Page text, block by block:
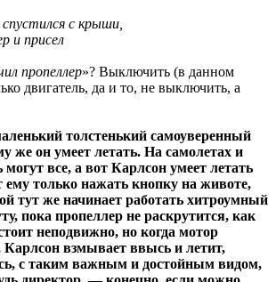
с крыши,
и присел
пропеллер»? Выключить (в данном
двигатель, да и то, не выключить, а
толстенький самоуверенный
же он умеет летать. На самолетах и
могут все, а вот Карлсон умеет летать
ему только нажать кнопку на животе,
тут же начинает работать хитроумный
пока пропеллер не раскрутится, как
неподвижно, но когда мотор
Карлсон взмывает ввысь и летит,
с таким важным и достойным видом,